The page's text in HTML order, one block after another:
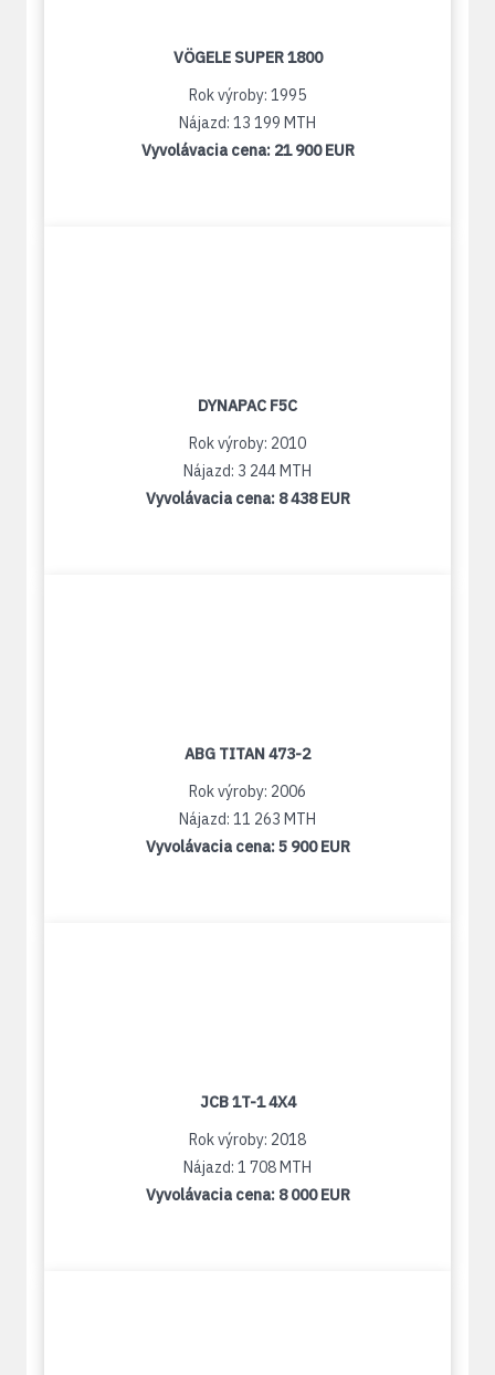
VÖGELE SUPER 1800
Rok výroby: 1995
Nájazd: 13 199 MTH
Vyvolávacia cena: 21 900 EUR
DYNAPAC F5C
Rok výroby: 2010
Nájazd: 3 244 MTH
Vyvolávacia cena: 8 438 EUR
ABG TITAN 473-2
Rok výroby: 2006
Nájazd: 11 263 MTH
Vyvolávacia cena:5 900 EUR
JCB 1T-1 4X4
Rok výroby: 2018
Nájazd: 1 708 MTH
Vyvolávacia cena: 8 000 EUR